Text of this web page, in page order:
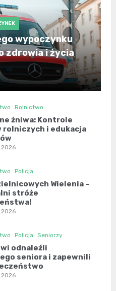
wypoczynku
zdrowia i życia
Rolnictwo
żniwa: Kontrole
rolniczych i edukacja
Policja
Wielenia –
stróże
Policja Seniorzy
odnaleźli
seniora i zapewnili